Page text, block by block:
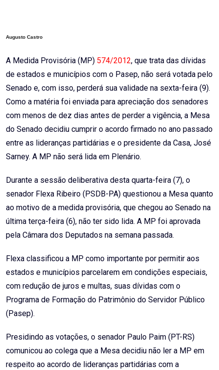
Augusto Castro
A Medida Provisória (MP) 574/2012, que trata das dívidas
de estados e municípios com o Pasep, não será votada pelo
Senado e, com isso, perderá sua validade na sexta-feira (9).
Como a matéria foi enviada para apreciação dos senadores
com menos de dez dias antes de perder a vigência, a Mesa
do Senado decidiu cumprir o acordo firmado no ano passado
entre as lideranças partidárias e o presidente da Casa, José
Sarney. A MP não será lida em Plenário.
Durante a sessão deliberativa desta quarta-feira (7), o
senador Flexa Ribeiro (PSDB-PA) questionou a Mesa quanto
ao motivo de a medida provisória, que chegou ao Senado na
última terça-feira (6), não ter sido lida. A MP foi aprovada
pela Câmara dos Deputados na semana passada.
Flexa classificou a MP como importante por permitir aos
estados e municípios parcelarem em condições especiais,
com redução de juros e multas, suas dívidas com o
Programa de Formação do Patrimônio do Servidor Público
(Pasep).
Presidindo as votações, o senador Paulo Paim (PT-RS)
comunicou ao colega que a Mesa decidiu não ler a MP em
respeito ao acordo de lideranças partidárias com a